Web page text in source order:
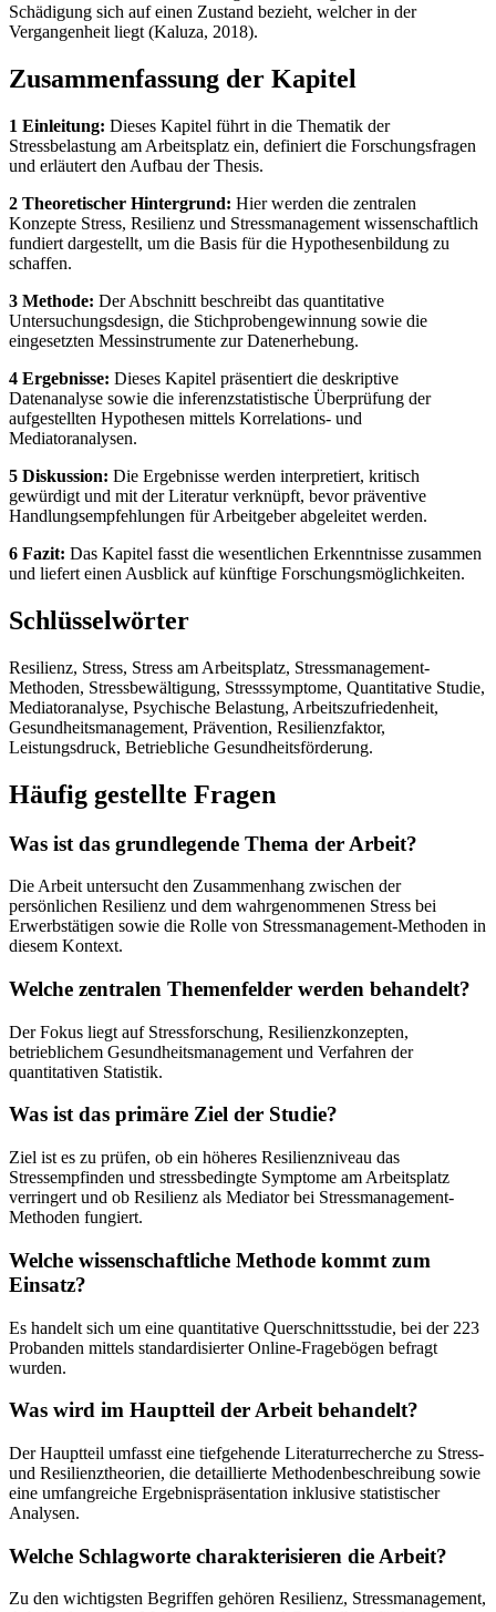
Schädigung sich auf einen Zustand bezieht, welcher in der
Vergangenheit liegt (Kaluza, 2018).
Zusammenfassung der Kapitel
1 Einleitung: Dieses Kapitel führt in die Thematik der
Stressbelastung am Arbeitsplatz ein, definiert die Forschungsfragen
und erläutert den Aufbau der Thesis.
2 Theoretischer Hintergrund: Hier werden die zentralen
Konzepte Stress, Resilienz und Stressmanagement wissenschaftlich
fundiert dargestellt, um die Basis für die Hypothesenbildung zu
schaffen.
3 Methode: Der Abschnitt beschreibt das quantitative
Untersuchungsdesign, die Stichprobengewinnung sowie die
eingesetzten Messinstrumente zur Datenerhebung.
4 Ergebnisse: Dieses Kapitel präsentiert die deskriptive
Datenanalyse sowie die inferenzstatistische Überprüfung der
aufgestellten Hypothesen mittels Korrelations- und
Mediatoranalysen.
5 Diskussion: Die Ergebnisse werden interpretiert, kritisch
gewürdigt und mit der Literatur verknüpft, bevor präventive
Handlungsempfehlungen für Arbeitgeber abgeleitet werden.
6 Fazit: Das Kapitel fasst die wesentlichen Erkenntnisse zusammen
und liefert einen Ausblick auf künftige Forschungsmöglichkeiten.
Schlüsselwörter
Resilienz, Stress, Stress am Arbeitsplatz, Stressmanagement-
Methoden, Stressbewältigung, Stresssymptome, Quantitative Studie,
Mediatoranalyse, Psychische Belastung, Arbeitszufriedenheit,
Gesundheitsmanagement, Prävention, Resilienzfaktor,
Leistungsdruck, Betriebliche Gesundheitsförderung.
Häufig gestellte Fragen
Was ist das grundlegende Thema der Arbeit?
Die Arbeit untersucht den Zusammenhang zwischen der
persönlichen Resilienz und dem wahrgenommenen Stress bei
Erwerbstätigen sowie die Rolle von Stressmanagement-Methoden in
diesem Kontext.
Welche zentralen Themenfelder werden behandelt?
Der Fokus liegt auf Stressforschung, Resilienzkonzepten,
betrieblichem Gesundheitsmanagement und Verfahren der
quantitativen Statistik.
Was ist das primäre Ziel der Studie?
Ziel ist es zu prüfen, ob ein höheres Resilienzniveau das
Stressempfinden und stressbedingte Symptome am Arbeitsplatz
verringert und ob Resilienz als Mediator bei Stressmanagement-
Methoden fungiert.
Welche wissenschaftliche Methode kommt zum
Einsatz?
Es handelt sich um eine quantitative Querschnittsstudie, bei der 223
Probanden mittels standardisierter Online-Fragebögen befragt
wurden.
Was wird im Hauptteil der Arbeit behandelt?
Der Hauptteil umfasst eine tiefgehende Literaturrecherche zu Stress-
und Resilienztheorien, die detaillierte Methodenbeschreibung sowie
eine umfangreiche Ergebnispräsentation inklusive statistischer
Analysen.
Welche Schlagworte charakterisieren die Arbeit?
Zu den wichtigsten Begriffen gehören Resilienz, Stressmanagement,